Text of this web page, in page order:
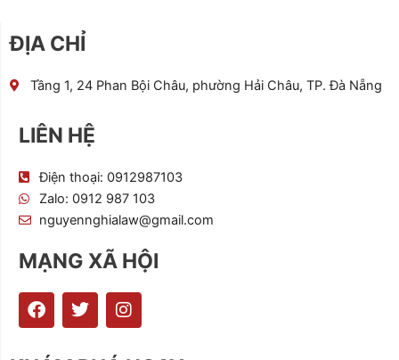
ĐỊA CHỈ
Tầng 1, 24 Phan Bội Châu, phường Hải Châu, TP. Đà Nẵng
LIÊN HỆ
Điện thoại: 0912987103
Zalo: 0912 987 103
nguyennghialaw@gmail.com
MẠNG XÃ HỘI
F
a
e
T
w
t
I
n
t